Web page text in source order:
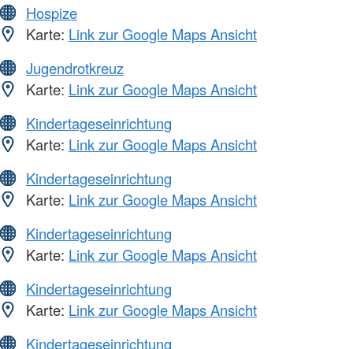
Hospize
Karte: Link zur Google Maps Ansicht
Jugendrotkreuz
Karte: Link zur Google Maps Ansicht
Kindertageseinrichtung
Karte: Link zur Google Maps Ansicht
Kindertageseinrichtung
Karte: Link zur Google Maps Ansicht
Kindertageseinrichtung
Karte: Link zur Google Maps Ansicht
Kindertageseinrichtung
Karte: Link zur Google Maps Ansicht
Kindertageseinrichtung